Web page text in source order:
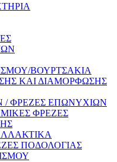
ΒΟΥΡΤΣΑΚΙΑ
ΚΑΙ ΔΙΑΜΟΡΦΩΣΗΣ
/ ΦΡΕΖΕΣ ΕΠΩΝΥΧΙΩΝ
ΦΡΕΖΕΣ
ΠΟΔΟΛΟΓΙΑΣ